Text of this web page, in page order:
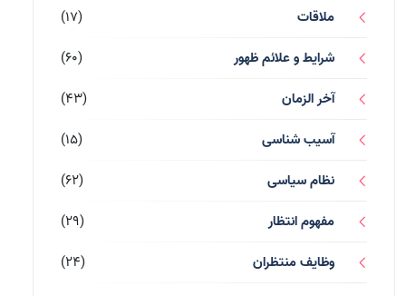
ملاقات
(17)
شرایط و علائم ظهور
(60)
آخر الزمان
(43)
آسیب شناسی
(15)
نظام سیاسی
(62)
مفهوم انتظار
(29)
وظایف منتظران
(24)